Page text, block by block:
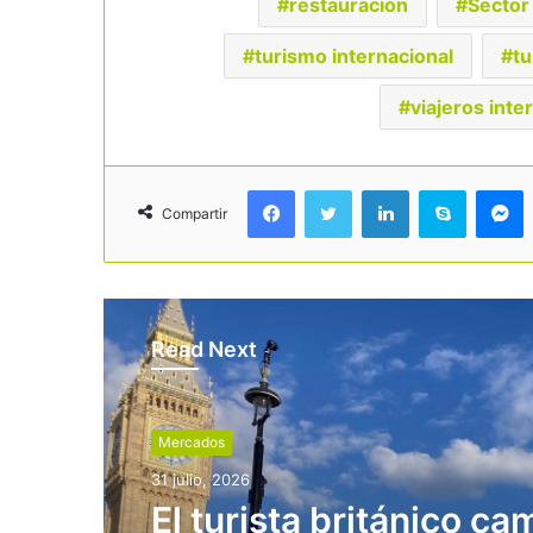
turismo internacional
viajeros
Compartir
Read Next
Mercados
31 julio, 2026
El turista británico